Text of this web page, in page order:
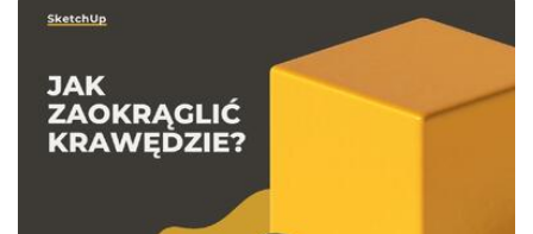
Dowiesz się również, jak sztuczna inteligencja zmienia pracę
projektantów, jakie są najlepsze praktyki w renderingu oraz jak
optymalizować proces projektowy. Śledź nasz blog, aby pozostać na
bieżąco z technologią i rozwijać swoje umiejętności w projektowaniu
przestrzeni i wizualizacji 3D!